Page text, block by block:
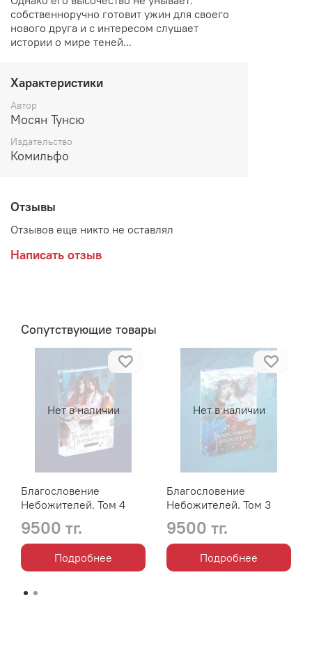
собственноручно готовит ужин для своего
нового друга и с интересом слушает
истории о мире теней...
Характеристики
Автор
Мосян Тунсю
Издательство
Комильфо
Отзывы
Отзывов еще никто не оставлял
Написать отзыв
Сопутствующие товары
Нет в наличии
Благословение
Небожителей. Том 4
9500 тг.
Подробнее
Нет в наличии
Благословение
Небожителей. Том 3
9500 тг.
Подробнее